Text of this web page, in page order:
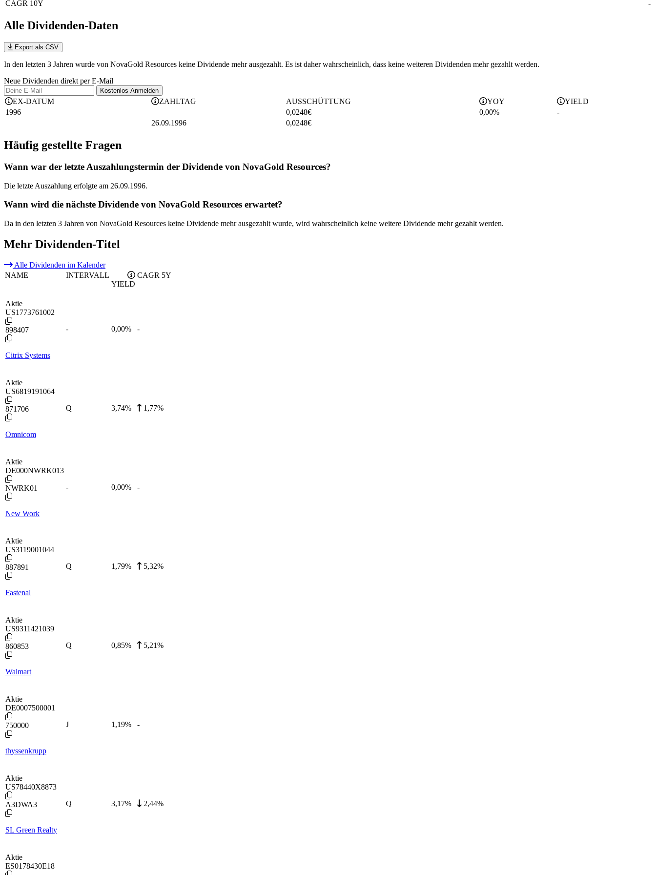
CAGR 10Y -
Alle Dividenden-Daten
Export als CSV
In den letzten 3 Jahren wurde von NovaGold Resources keine Dividende mehr ausgezahlt. Es ist daher wahrscheinlich, dass keine weiteren Dividenden mehr gezahlt werden.
Neue Dividenden direkt per E-Mail
Kostenlos Anmelden
EX-DATUM ZAHLTAG AUSSCHÜTTUNG YOY
YIELD
1996
0,0248€ 0,00%
-
26.09.1996
0,0248€
Häufig gestellte Fragen
Wann war der letzte Auszahlungstermin der Dividende von NovaGold Resources?
Die letzte Auszahlung erfolgte am 26.09.1996.
Wann wird die nächste Dividende von NovaGold Resources erwartet?
Da in den letzten 3 Jahren von NovaGold Resources keine Dividende mehr ausgezahlt wurde, wird wahrscheinlich keine weitere Dividende mehr gezahlt werden.
Mehr Dividenden-Titel
Alle Dividenden im Kalender
NAME
INTERVALL
YIELD
CAGR 5Y
Aktie
US1773761002
898407
Citrix Systems
- 0,00% -
Aktie
US6819191064
871706
Omnicom
Q 3,74% 1,77%
Aktie
DE000NWRK013
NWRK01
New Work
- 0,00% -
Aktie
US3119001044
887891
Fastenal
Q 1,79% 5,32%
Aktie
US9311421039
860853
Walmart
Q 0,85% 5,21%
Aktie
DE0007500001
750000
thyssenkrupp
J 1,19% -
Aktie
US78440X8873
A3DWA3
SL Green Realty
Q 3,17% 2,44%
Aktie
ES0178430E18